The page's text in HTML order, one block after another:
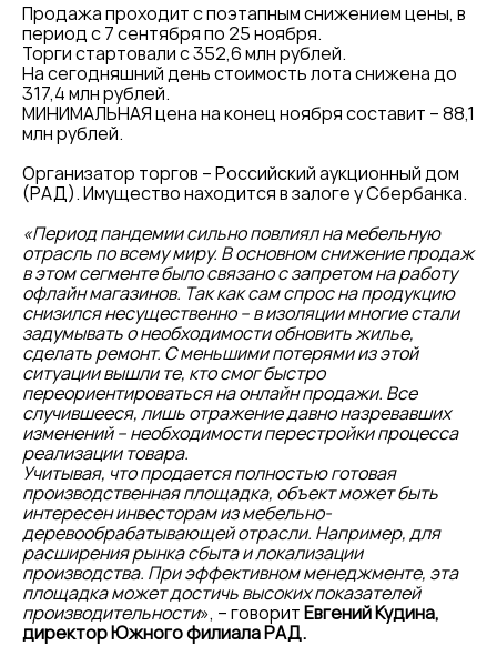
Продажа проходит с поэтапным снижением цены, в
период с 7 сентября по 25 ноября.
Торги стартовали с 352,6 млн рублей.
На сегодняшний день стоимость лота снижена до
317,4 млн рублей.
МИНИМАЛЬНАЯ цена на конец ноября составит – 88,1
млн рублей.
Организатор торгов – Российский аукционный дом
(РАД). Имущество находится в залоге у Сбербанка.
«Период пандемии сильно повлиял на мебельную
отрасль по всему миру. В основном снижение продаж
в этом сегменте было связано с запретом на работу
офлайн магазинов. Так как сам спрос на продукцию
снизился несущественно – в изоляции многие стали
задумывать о необходимости обновить жилье,
сделать ремонт. С меньшими потерями из этой
ситуации вышли те, кто смог быстро
переориентироваться на онлайн продажи. Все
случившееся, лишь отражение давно назревавших
изменений – необходимости перестройки процесса
реализации товара.
Учитывая, что продается полностью готовая
производственная площадка, объект может быть
интересен инвесторам из мебельно-
деревообрабатывающей отрасли. Например, для
расширения рынка сбыта и локализации
производства. При эффективном менеджменте, эта
площадка может достичь высоких показателей
производительности», – говоритЕвгений Кудина,
директор Южного филиала РАД.